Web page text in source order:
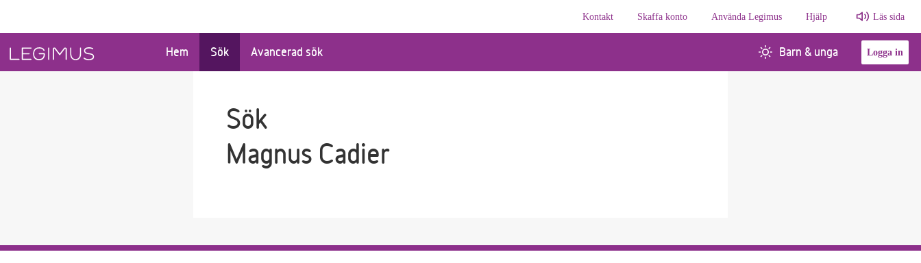
Kontakt
Skaffa konto Använda Legimus Hjälp Läs sida
Hem Sök Avancerad sök Barn & unga Logga in
Sök
Magnus Cadier